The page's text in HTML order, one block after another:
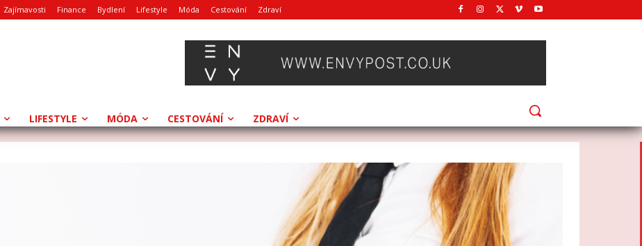
Zajímavosti Finance Bydlení Lifestyle Móda Cestování Zdraví
LIFESTYLE MÓDA CESTOVÁNÍ ZDRAVÍ